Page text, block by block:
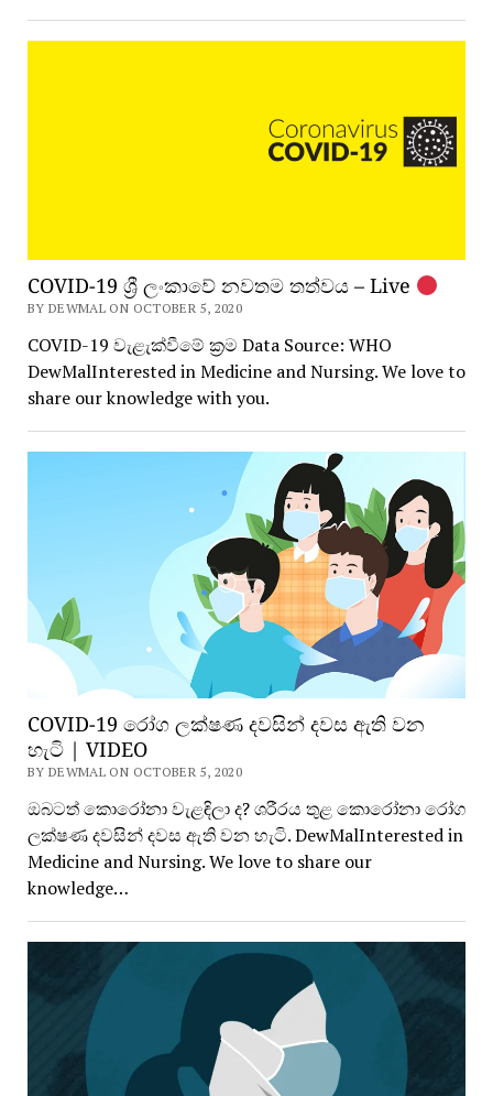
COVID-19 ශ්‍රී ලංකාවේ නවතම තත්වය – Live
BY DEWMAL ON OCTOBER 5, 2020
COVID-19 වැළැක්වීමේ ක්‍රම Data Source: WHO
DewMalInterested in Medicine and Nursing. We love to
share our knowledge with you.
COVID-19 රෝග ලක්ෂණ දවසින් දවස ඇති වන
හැටි | VIDEO
BY DEWMAL ON OCTOBER 5, 2020
ඔබටත් කොරෝනා වැළඳිලා ද? ශරීරය තුළ කොරෝනා රෝග
ලක්ෂණ දවසින් දවස ඇති වන හැටි. DewMalInterested in
Medicine and Nursing. We love to share our
knowledge…